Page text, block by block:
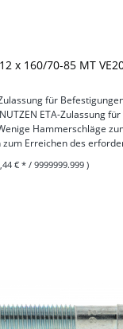
x 160/70-85 MT
für
ETA-Zulassung
Hammerschläge
Erreichen des
€ * / 9999999.999 )